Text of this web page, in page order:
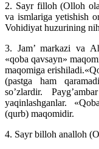
2. Sayr filloh (Olloh
va ismlariga yetishish
Vohidiyat huzurining
3. Jam’ markazi va
«qoba qavsayn»
maqomiga
(pastga ham
so’zlardir.
yaqinlashganlar.
(qurb) maqomidir.
4. Sayr billoh analloh